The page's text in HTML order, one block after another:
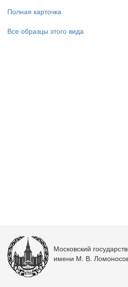
Полная карточка
Все образцы этого вида
Московский
имени М. В.